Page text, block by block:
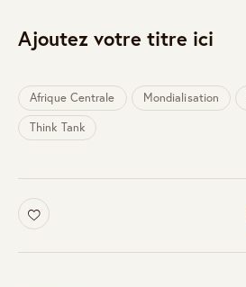
Ajoutez votre titre ici
Afrique Centrale Mondialisation
Think Tank